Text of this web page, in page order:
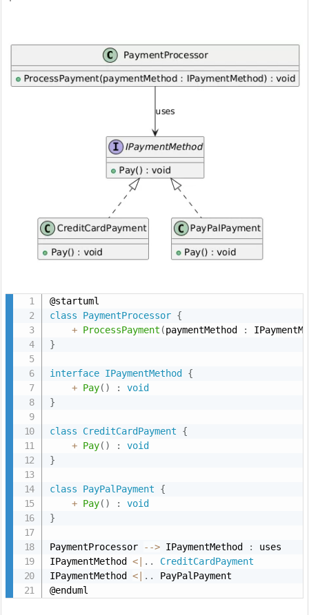
r
p
ム)
#
6.
2.
P
a
n
M
L
class
PaymentProcessor {
+ ProcessPayment (paymentMethod :
}
interface IPaymentMethod
{
+ Pay( ) :
void
}
class CreditCardPayment
{
+ Pay( ) :
void
}
class PayPalPayment
{
+ Pay( ) :
void
}
PaymentProcessor --> IPaymentMethod :
uses
IPaymentMethod < . .
CreditCardPayment
IPaymentMethod < . .
PayPalPayment
@enduml